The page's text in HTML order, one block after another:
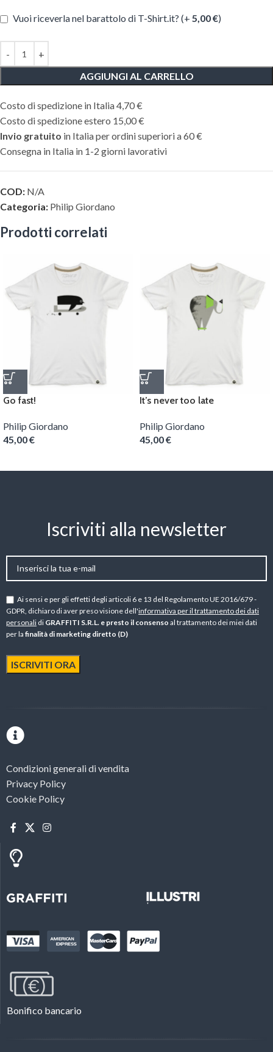
Vuoi riceverla nel barattolo di T-Shirt.it? (+ 5,00€)
AGGIUNGI AL CARRELLO
Costo di spedizione in Italia 4,70 €
Costo di spedizione estero 15,00 €
Invio gratuito in Italia per ordini superiori a 60 €
Consegna in Italia in 1-2 giorni lavorativi
COD: N/A
Categoria: Philip Giordano
Prodotti correlati
Go fast!
Philip Giordano
45,00€
It’s never too late
Philip Giordano
45,00€
Iscriviti alla newsletter
Ai sensi e per gli effetti degli articoli 6 e 13 del Regolamento UE 2016/679 -
GDPR, dichiaro di aver preso visione dell'informativa per il trattamento dei dati
personali di GRAFFITI S.R.L. e presto il consenso al trattamento dei miei dati
per la finalità di marketing diretto (D)
Condizioni generali di vendita
Privacy Policy
Cookie Policy
Bonifico bancario